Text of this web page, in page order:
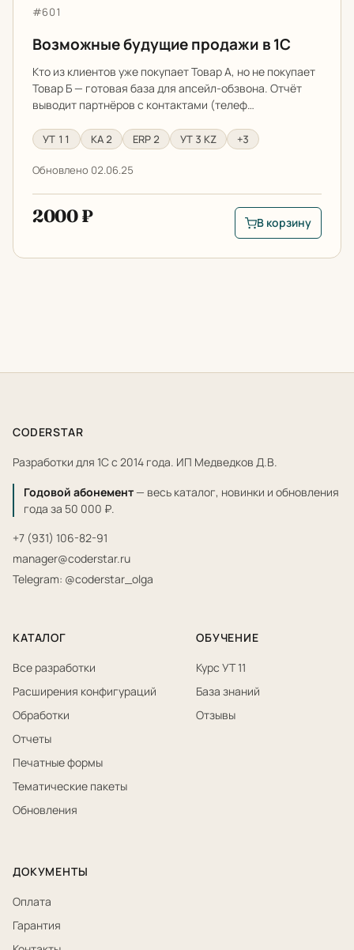
Артикул:
#601
Возможные будущие продажи в 1С
Кто из клиентов уже покупает Товар А, но не покупает
Товар Б — готовая база для апсейл-обзвона. Отчёт
выводит партнёров с контактами (телеф…
УТ 11 КА 2 ERP 2 УТ 3 KZ +3
Обновлено 02.06.25
2000 ₽
В корзину:
В корзину
CODERSTAR
Разработки для 1С с 2014 года. ИП Медведков Д.В.
Годовой абонемент — весь каталог, новинки и обновления
года за 50 000 ₽.
+7 (931) 106-82-91
manager@coderstar.ru
Telegram: @coderstar_olga
КАТАЛОГ
Все разработки
Расширения конфигураций
Обработки
Отчеты
Печатные формы
Тематические пакеты
Обновления
ОБУЧЕНИЕ
Курс УТ 11
База знаний
Отзывы
ДОКУМЕНТЫ
Оплата
Гарантия